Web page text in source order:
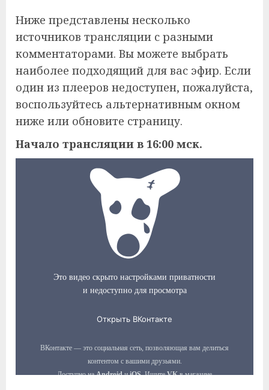
Ниже представлены несколько
источников трансляции с разными
комментаторами. Вы можете выбрать
наиболее подходящий для вас эфир. Если
один из плееров недоступен, пожалуйста,
воспользуйтесь альтернативным окном
ниже или обновите страницу.
Начало трансляции в 16:00 мск.